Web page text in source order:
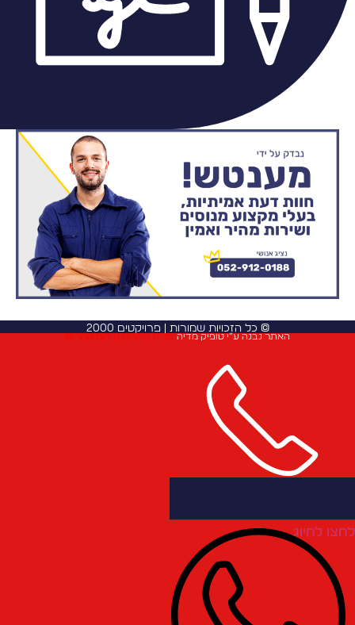
© כל הזכויות שמורות | פרויקטים 2000
האתר נבנה ע”י טופיק מדיהבניית אתרים קידום אתרים
לחיוג